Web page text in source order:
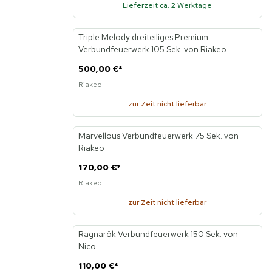
Lieferzeit ca. 2 Werktage
Triple Melody dreiteiliges Premium-
Verbundfeuerwerk 105 Sek. von Riakeo
500,00 €*
Riakeo
zur Zeit nicht lieferbar
Marvellous Verbundfeuerwerk 75 Sek. von
Riakeo
170,00 €*
Riakeo
zur Zeit nicht lieferbar
Ragnarök Verbundfeuerwerk 150 Sek. von
Nico
110,00 €*